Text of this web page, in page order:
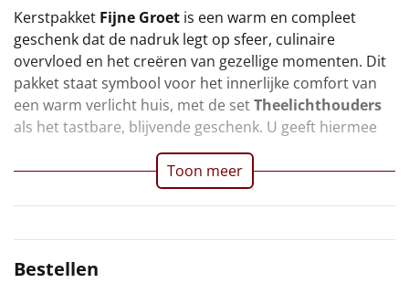
Deken (fleece plaid)
Alle artikelen
Overige
Ideeën
Sinterklaaspakketten
Kerstpakket Fijne Groet is een warm en compleet
geschenk dat de nadruk legt op sfeer, culinaire
overvloed en het creëren van gezellige momenten. Dit
pakket staat symbool voor het innerlijke comfort van
een warm verlicht huis, met de setTheelichthouders
als het tastbare, blijvende geschenk. U geeft hiermee
Toon meer
Bestellen